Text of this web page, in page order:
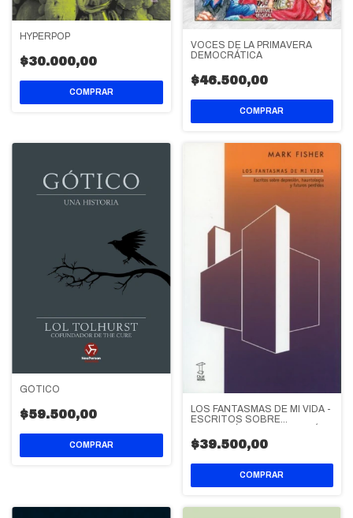
HYPERPOP
$30.000,00
VOCES DE LA PRIMAVERA
DEMOCRÁTICA
$46.500,00
GÓTICO
$59.500,00
LOS FANTASMAS DE MI VIDA -
ESCRITOS SOBRE
FUTUROS PERDIDOS
$39.500,00